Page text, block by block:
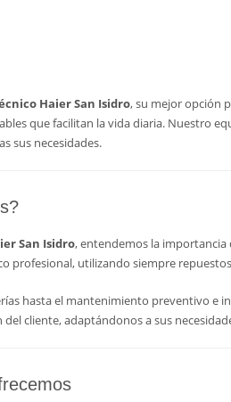
Haier San Isidro, su mejor opción
que facilitan la vida diaria. Nuestro
sus necesidades.
San Isidro, entendemos la importancia
profesional, utilizando siempre
hasta el mantenimiento preventivo
del cliente, adaptándonos a sus